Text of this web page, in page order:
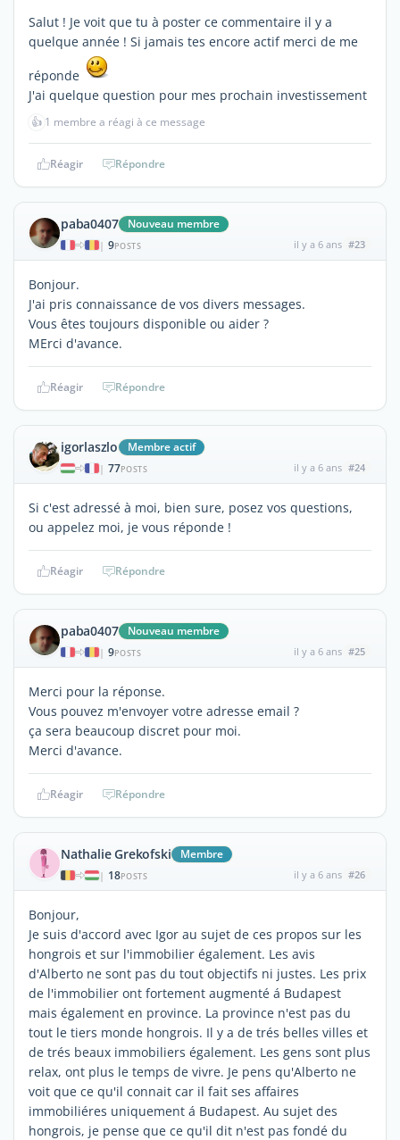
Salut ! Je voit que tu à poster ce commentaire il y a
quelque année ! Si jamais tes encore actif merci de me
réponde
J'ai quelque question pour mes prochain investissement
👍 1 membre a réagi à ce message
Réagir Répondre
paba0407 Nouveau membre
| 9POSTS il y a 6 ans #23
Bonjour.
J'ai pris connaissance de vos divers messages.
Vous êtes toujours disponible ou aider ?
MErci d'avance.
Réagir Répondre
igorlaszlo Membre actif
| 77POSTS il y a 6 ans #24
Si c'est adressé à moi, bien sure, posez vos questions,
ou appelez moi, je vous réponde !
Réagir Répondre
paba0407 Nouveau membre
| 9POSTS il y a 6 ans #25
Merci pour la réponse.
Vous pouvez m'envoyer votre adresse email ?
ça sera beaucoup discret pour moi.
Merci d'avance.
Réagir Répondre
Nathalie Grekofski Membre
| 18POSTS il y a 6 ans #26
Bonjour,
Je suis d'accord avec Igor au sujet de ces propos sur les
hongrois et sur l'immobilier également. Les avis
d'Alberto ne sont pas du tout objectifs ni justes. Les prix
de l'immobilier ont fortement augmenté á Budapest
mais également en province. La province n'est pas du
tout le tiers monde hongrois. Il y a de trés belles villes et
de trés beaux immobiliers également. Les gens sont plus
relax, ont plus le temps de vivre. Je pens qu'Alberto ne
voit que ce qu'il connait car il fait ses affaires
immobiliéres uniquement á Budapest. Au sujet des
hongrois, je pense que ce qu'il dit n'est pas fondé du